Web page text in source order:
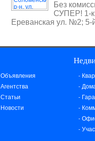
Без
СУПЕР! 1-
Ереванская ул. №2; 5-
Объявления
Агентства
Статьи
Новости
-
-
-
-
-
-